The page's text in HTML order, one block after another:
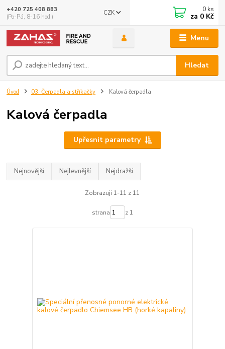
Menu
CZK
Hledat
+420 725 408 883
(Po-Pá, 8-16 hod.)
0 ks
za 0 Kč
Úvod 03. Čerpadla a stříkačky Kalová čerpadla
Kalová čerpadla
Upřesnit parametry
Nejnovější Nejlevnější Nejdražší
Zobrazuji 1-11 z 11
strana z 1